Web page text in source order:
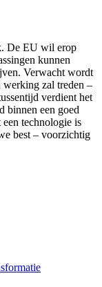
De EU wil erop
kunnen
Verwacht wordt
werking zal treden –
verdient het
binnen een goed
een technologie is
best – voorzichtig